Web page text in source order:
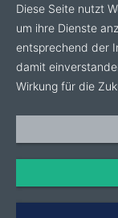
Diese Seite nutzt
um ihre Dienste
entsprechend der
damit
Wirkung für die